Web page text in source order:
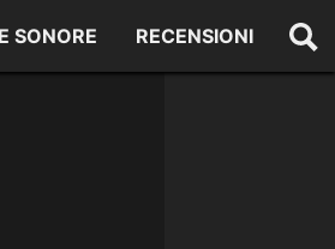
SONORE RECENSIONI